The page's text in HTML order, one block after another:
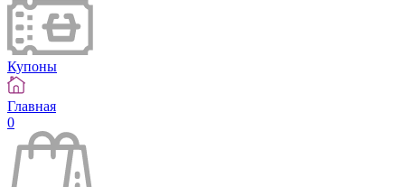
Купоны
Главная
0